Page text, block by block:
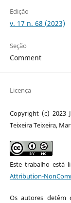
Edição
v. 17 n. 68 (2023)
Seção
Comment
Licença
Copyright (c) 2023
Teixeira Teixeira,
Este trabalho está
Attribution-
Os autores detêm